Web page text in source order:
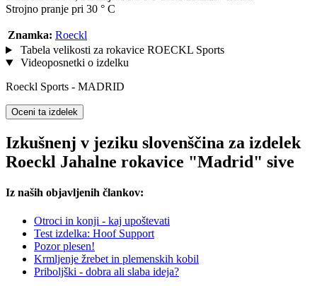
Strojno pranje pri 30 ° C
Znamka: Roeckl
Tabela velikosti za rokavice ROECKL Sports
Videoposnetki o izdelku
Roeckl Sports - MADRID
Oceni ta izdelek
Izkušnenj v jeziku slovenščina za izdelek
Roeckl Jahalne rokavice "Madrid" sive
Iz naših objavljenih člankov:
Otroci in konji - kaj upoštevati
Test izdelka: Hoof Support
Pozor plesen!
Krmljenje žrebet in plemenskih kobil
Priboljški - dobra ali slaba ideja?